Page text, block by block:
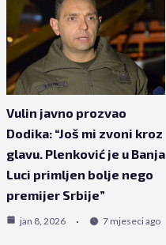
Vulin javno prozvao
Dodika: “Još mi zvoni kroz
glavu. Plenković je u Banja
Luci primljen bolje nego
premijer Srbije”
jan 8, 2026 7 mjeseci ago